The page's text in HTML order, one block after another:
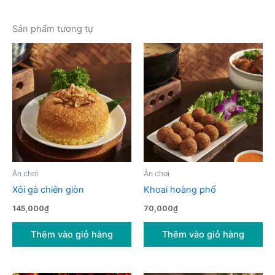
Sản phẩm tương tự
Ăn chơi
Xôi gà chiên giòn
145,000₫
Thêm vào giỏ hàng
Ăn chơi
Khoai hoàng phố
70,000₫
Thêm vào giỏ hàng